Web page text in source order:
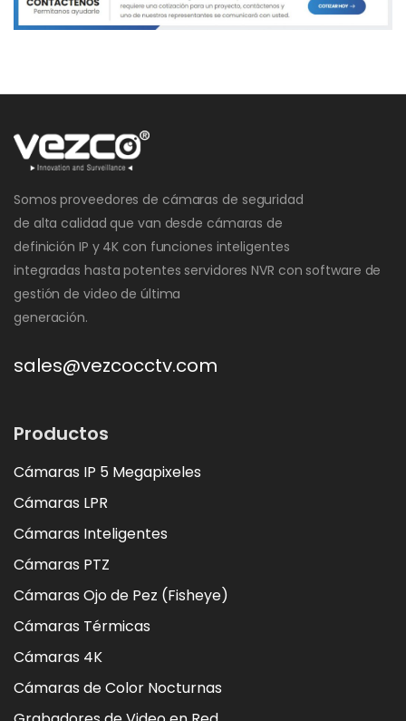
Somos proveedores de cámaras de seguridad
de alta calidad que van desde cámaras de
definición IP y 4K con funciones inteligentes
integradas hasta potentes servidores NVR con software de
gestión de video de última
generación.
sales@vezcocctv.com
Productos
Cámaras IP 5 Megapixeles
Cámaras LPR
Cámaras Inteligentes
Cámaras PTZ
Cámaras Ojo de Pez (Fisheye)
Cámaras Térmicas
Cámaras 4K
Cámaras de Color Nocturnas